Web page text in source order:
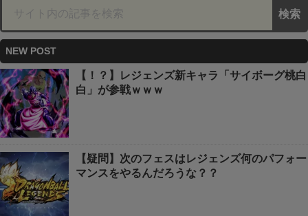
NEW POST
【！？】レジェンズ新キャラ「サイボーグ桃白
白」が参戦ｗｗｗ
【疑問】次のフェスはレジェンズ何のパフォー
マンスをやるんだろうな？？